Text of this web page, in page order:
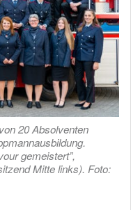
20 Absolventen
gemeistert”,
Mitte links). Foto: